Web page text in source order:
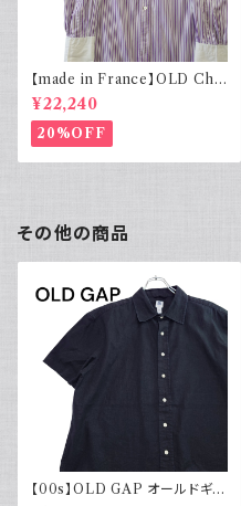
【made in France】OLD Cha
rvet ストライプ 切り替え 紫
¥22,240
20%OFF
その他の商品
【00s】OLD GAP オールドギャ